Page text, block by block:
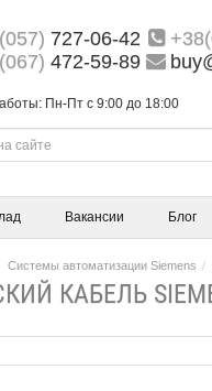
727-06-42
472-59-89
Пн-Пт с 9:00 до 18:00
Вакансии Блог
Системы автоматизации Siemens
КАБЕЛЬ